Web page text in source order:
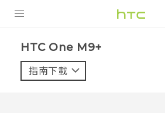
VIVE
HTC One M9+‎
指南下載